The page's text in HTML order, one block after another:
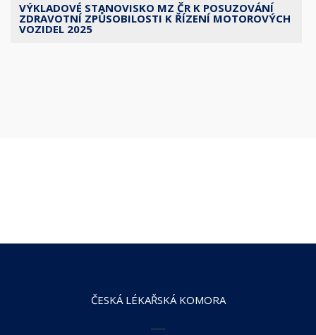
VÝKLADOVÉ STANOVISKO MZ ČR K POSUZOVÁNÍ
ZDRAVOTNÍ ZPŮSOBILOSTI K ŘÍZENÍ MOTOROVÝCH
VOZIDEL 2025
ČESKÁ LÉKAŘSKÁ KOMORA